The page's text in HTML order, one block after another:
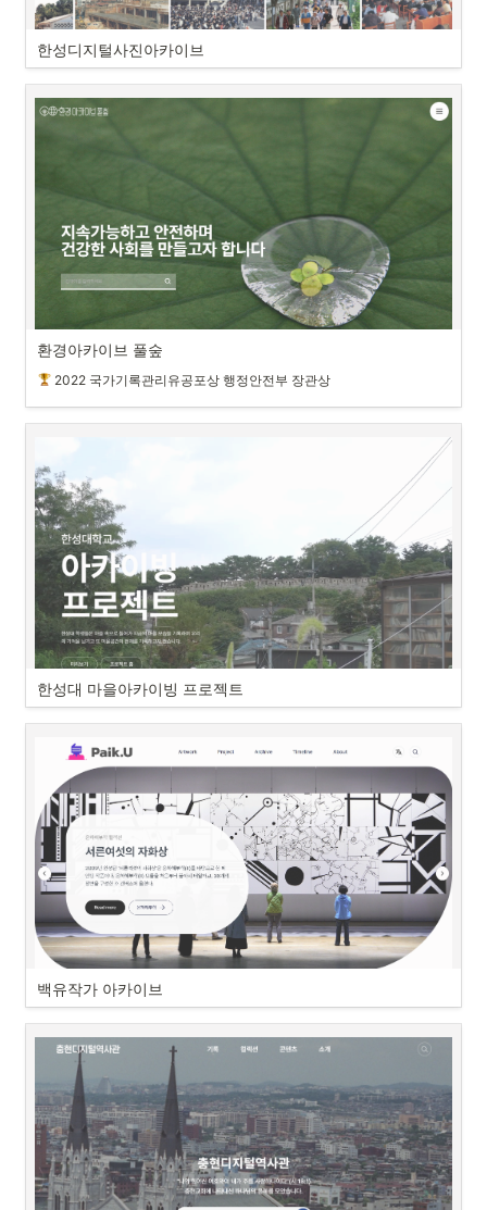
한성디지털사진아카이브
환경아카이브 풀숲
2022 국가기록관리유공포상 행정안전부 장관상
한성대 마을아카이빙 프로젝트
백유작가 아카이브